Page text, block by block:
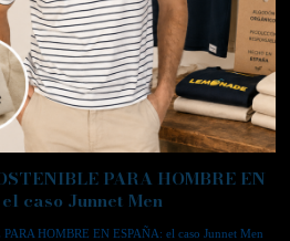
PARA HOMBRE EN
caso Junnet Men
HOMBRE EN ESPAÑA: el caso Junnet Men